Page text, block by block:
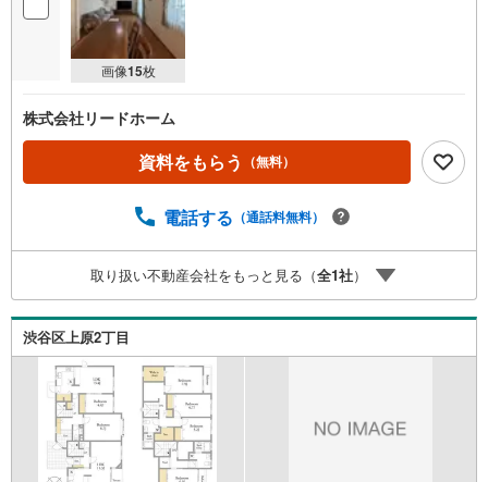
画像15枚
株式会社リードホーム
資料をもらう （無料）
電話する （通話料無料）
取り扱い不動産会社をもっと見る（全1社）
渋谷区上原2丁目